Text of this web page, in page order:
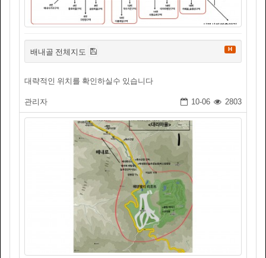
배내골 전체지도 H
대략적인 위치를 확인하실수 있습니다
관리자 10-06 2803